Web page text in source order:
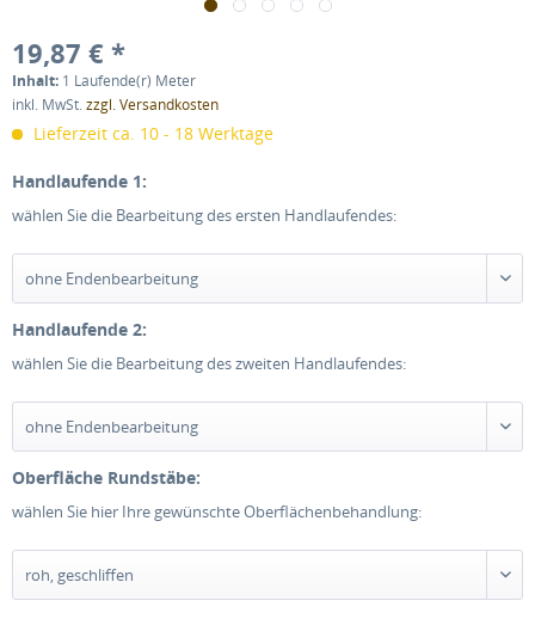
19,87 € *
Inhalt: 1 Laufende(r) Meter
inkl. MwSt.zzgl. Versandkosten
Lieferzeit ca. 10 - 18 Werktage
Handlaufende 1:
wählen Sie die Bearbeitung des ersten Handlaufendes:
Handlaufende 2:
wählen Sie die Bearbeitung des zweiten Handlaufendes:
Oberfläche Rundstäbe:
wählen Sie hier Ihre gewünschte Oberflächenbehandlung: